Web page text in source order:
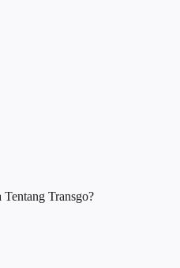
Transgo?